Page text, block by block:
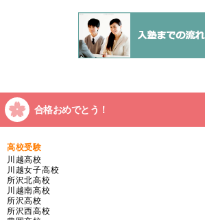
合格おめでとう！
高校受験
川越高校
川越女子高校
所沢北高校
川越南高校
所沢高校
所沢西高校